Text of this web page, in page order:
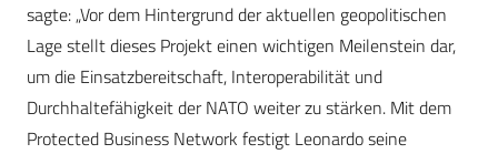
sagte: „Vor dem Hintergrund der aktuellen geopolitischen
Lage stellt dieses Projekt einen wichtigen Meilenstein dar,
um die Einsatzbereitschaft, Interoperabilität und
Durchhaltefähigkeit der NATO weiter zu stärken. Mit dem
Protected Business Network festigt Leonardo seine